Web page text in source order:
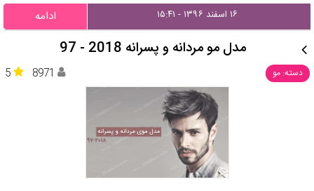
۱۶ اسفند ۱۳۹۶ - ۱۵:۴۱ ادامه
مدل مو مردانه و پسرانه 2018 - 97
دسته: مو 5 8971